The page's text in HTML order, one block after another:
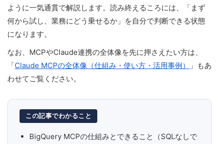
ように一気通貫で解説します。読み終えるころには、「まず
何から試し、業務にどう乗せるか」を自分で判断できる状態
になります。
なお、MCPやClaude連携の全体像を先に押さえたい方は、
「Claude MCPの全体像（仕組み・使い方・活用事例）
」もあ
わせてご覧ください。
この記事でわかること
BigQuery MCPの仕組みとできること（SQLなしで